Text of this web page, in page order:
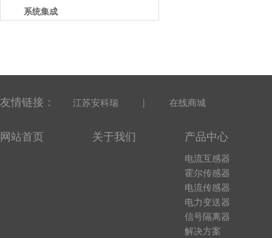
系统集成
友情链接： 江苏安科瑞 | 在线商城
网站首页 关于我们 产品中心
电流互感器
霍尔传感器
电流传感器
电力变送器
信号隔离器
解决方案